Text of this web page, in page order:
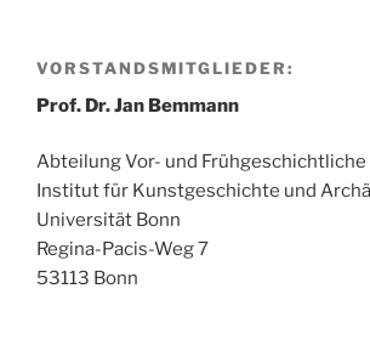
VORSTANDSMITGLIEDER:
Prof. Dr. Jan Bemmann
Abteilung Vor- und
Institut für Kunstgeschichte und
Universität Bonn
Regina-Pacis-Weg 7
53113 Bonn